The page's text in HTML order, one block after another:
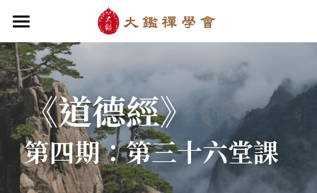
首頁
關於大鑑
成立緣起與宗旨
關於大鑑禪堂
道場內景
大鑑導師
禪行者簡介
．梁寒衣
自畫像
最新消息/課程
芳嚴無涯/消息・活動
教法/文章/思潮
《道德經》
第四期：第三十六堂課